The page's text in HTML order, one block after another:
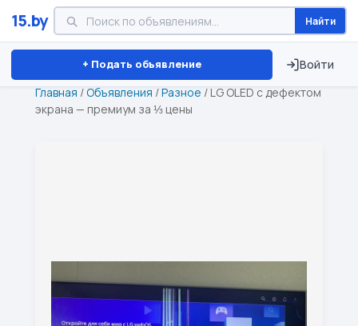
15.by Найти
+ Подать объявление Войти
Минск Витебск Брест ⏱ ТОЛЬКО 15 ДНЕЙ
Главная /Объявления /Разное / LG OLED с дефектом
экрана — премиум за ⅓ цены